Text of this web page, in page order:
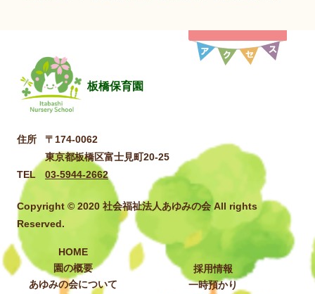
板橋保育園
住所
〒174-0062
東京都板橋区富士見町20-25
TEL
03-5944-2662
Copyright © 2020 社会福祉法人あゆみの会 All rights
Reserved.
HOME
園の概要
あゆみの会について
採用情報
一時預かり